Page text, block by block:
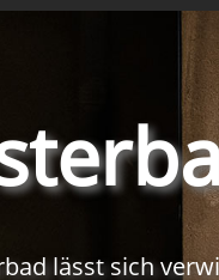
lässt sich